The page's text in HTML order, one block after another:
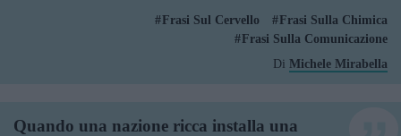
Frasi Sul Cervello
Frasi Sulla Chimica
Frasi Sulla Comunicazione
Di Michele Mirabella
Quando una nazione ricca installa una